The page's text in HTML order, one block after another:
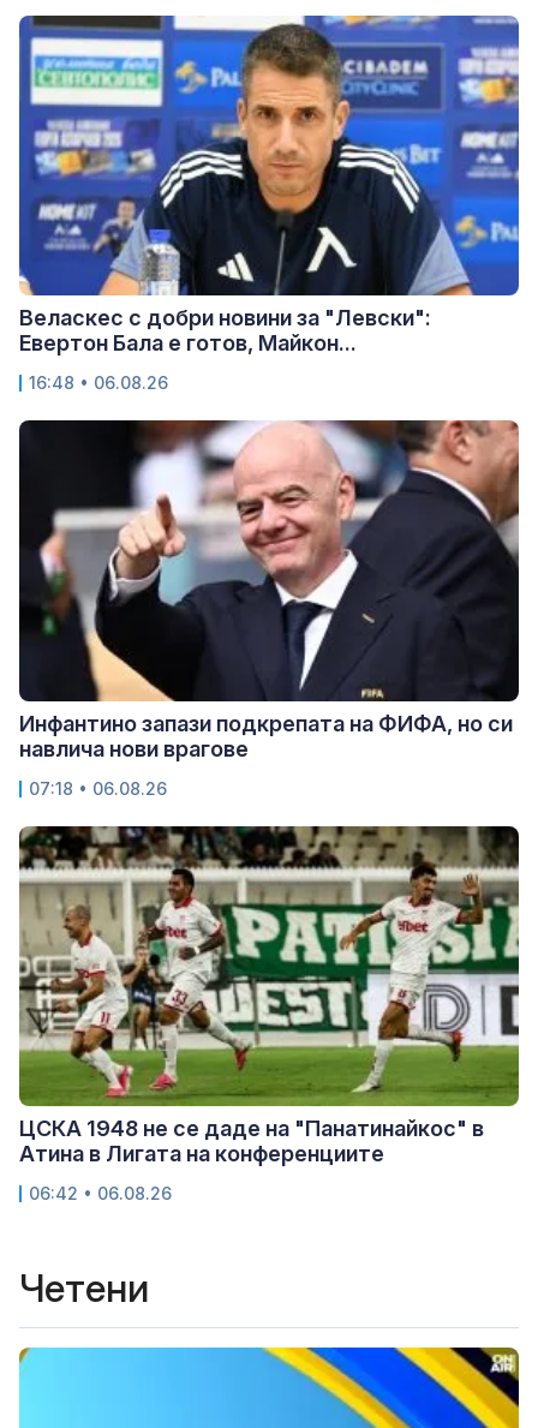
Веласкес с добри новини за "Левски":
Евертон Бала е готов, Майкон...
16:48 • 06.08.26
Инфантино запази подкрепата на ФИФА, но си
навлича нови врагове
07:18 • 06.08.26
ЦСКА 1948 не се даде на "Панатинайкос" в
Атина в Лигата на конференциите
06:42 • 06.08.26
Четени